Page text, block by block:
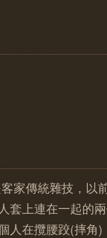
家傳統雜技，以
套上連在一起的
人在攬腰跤(摔角